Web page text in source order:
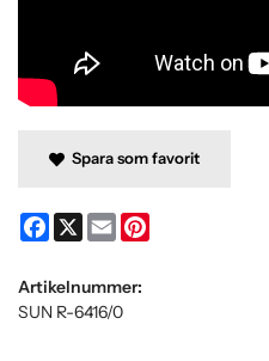
Spara som favorit
Facebook
X Email
Artikelnummer:
SUN R-6416/0